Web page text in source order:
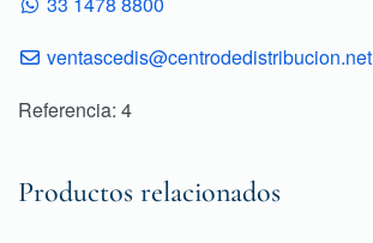
ventascedis@centrodedistribucion.net
Referencia: 4
Productos relacionados